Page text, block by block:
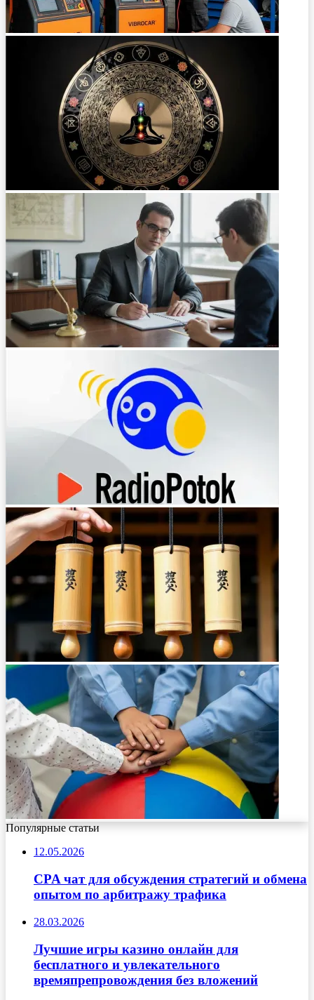
Популярные статьи
12.05.2026
CPA чат для обсуждения стратегий и обмена
опытом по арбитражу трафика
28.03.2026
Лучшие игры казино онлайн для
бесплатного и увлекательного
времяпрепровождения без вложений